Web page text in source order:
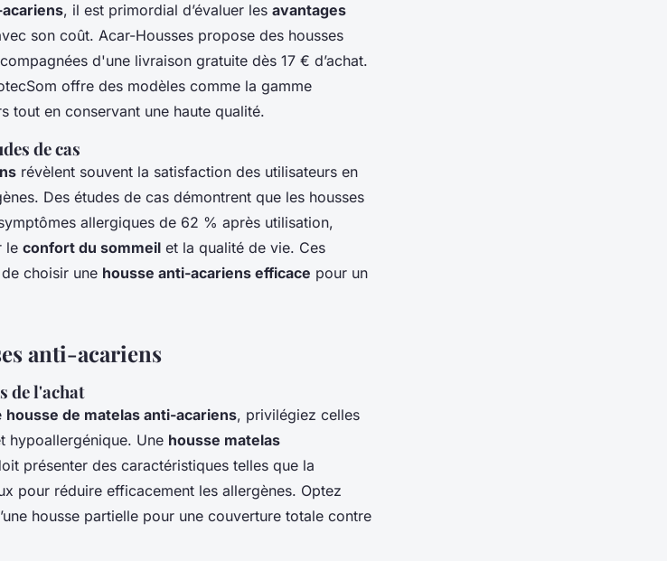
, il est primordial d’évaluer les avantages
son coût. Acar-Housses propose des housses
d'une livraison gratuite dès 17 € d’achat.
offre des modèles comme la gamme
tout en conservant une haute qualité.
de cas
révèlent souvent la satisfaction des utilisateurs en
Des études de cas démontrent que les housses
allergiques de 62 % après utilisation,
le confort du sommeil et la qualité de vie. Ces
choisir une housse anti-acariens efficace pour un
anti-acariens
de l'achat
housse de matelas anti-acariens, privilégiez celles
hypoallergénique. Une housse matelas
présenter des caractéristiques telles que la
pour réduire efficacement les allergènes. Optez
housse partielle pour une couverture totale contre